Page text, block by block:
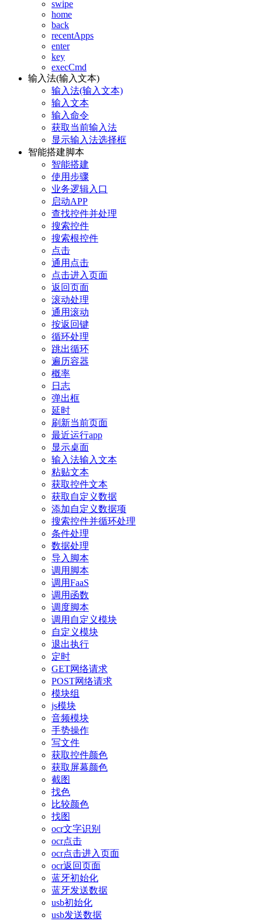
swipe
home
back
recentApps
enter
key
execCmd
输入法(输入文本)
输入法(输入文本)
输入文本
输入命令
获取当前输入法
显示输入法选择框
智能搭建脚本
智能搭建
使用步骤
业务逻辑入口
启动APP
查找控件并处理
搜索控件
搜索根控件
点击
通用点击
点击进入页面
返回页面
滚动处理
通用滚动
按返回键
循环处理
跳出循环
遍历容器
概率
日志
弹出框
延时
刷新当前页面
最近运行app
显示桌面
输入法输入文本
粘贴文本
获取控件文本
获取自定义数据
添加自定义数据项
搜索控件并循环处理
条件处理
数据处理
导入脚本
调用脚本
调用FaaS
调用函数
调度脚本
调用自定义模块
自定义模块
退出执行
定时
GET网络请求
POST网络请求
模块组
js模块
音频模块
手势操作
写文件
获取控件颜色
获取屏幕颜色
截图
找色
比较颜色
找图
ocr文字识别
ocr点击
ocr点击进入页面
ocr返回页面
蓝牙初始化
蓝牙发送数据
usb初始化
usb发送数据